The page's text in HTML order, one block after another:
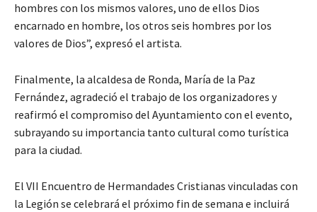
hombres con los mismos valores, uno de ellos Dios
encarnado en hombre, los otros seis hombres por los
valores de Dios”, expresó el artista.
Finalmente, la alcaldesa de Ronda, María de la Paz
Fernández, agradeció el trabajo de los organizadores y
reafirmó el compromiso del Ayuntamiento con el evento,
subrayando su importancia tanto cultural como turística
para la ciudad.
El VII Encuentro de Hermandades Cristianas vinculadas con
la Legión se celebrará el próximo fin de semana e incluirá